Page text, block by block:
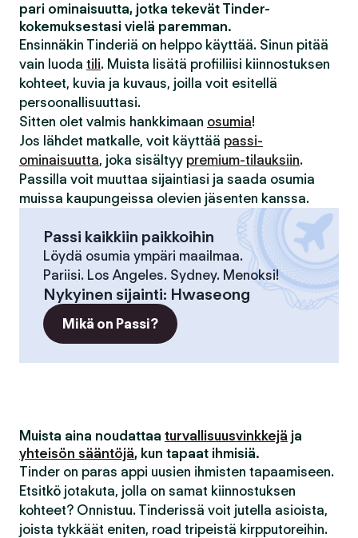
pari ominaisuutta, jotka tekevät Tinder-
kokemuksestasi vielä paremman.
Ensinnäkin Tinderiä on helppo käyttää. Sinun pitää
vain luoda tili. Muista lisätä profiiliisi kiinnostuksen
kohteet, kuvia ja kuvaus, joilla voit esitellä
persoonallisuuttasi.
Sitten olet valmis hankkimaan osumia!
Jos lähdet matkalle, voit käyttää passi-
ominaisuutta, joka sisältyy premium-tilauksiin.
Passilla voit muuttaa sijaintiasi ja saada osumia
muissa kaupungeissa olevien jäsenten kanssa.
Passi kaikkiin paikkoihin
Löydä osumia ympäri maailmaa.
Pariisi. Los Angeles. Sydney. Menoksi!
Nykyinen sijainti: Hwaseong
Mikä on Passi?
Muista aina noudattaa turvallisuusvinkkejä ja
yhteisön sääntöjä, kun tapaat ihmisiä.
Tinder on paras appi uusien ihmisten tapaamiseen.
Etsitkö jotakuta, jolla on samat kiinnostuksen
kohteet? Onnistuu. Tinderissä voit jutella asioista,
joista tykkäät eniten, road tripeistä kirpputoreihin.